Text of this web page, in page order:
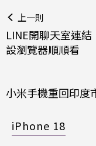
上一則
LINE開聊天室連
設瀏覽器順順看
小米手機重回印度
iPhone 18